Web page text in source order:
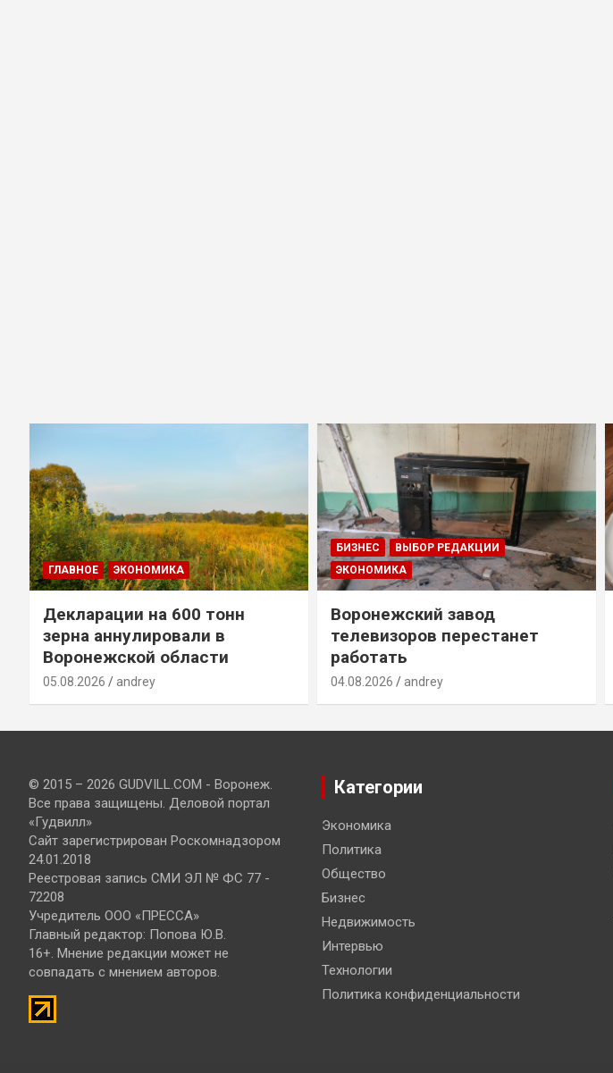
ГЛАВНОЕ ЭКОНОМИКА
Декларации на 600 тонн
зерна аннулировали в
Воронежской области
05.08.2026 andrey
БИЗНЕС
ВЫБОР РЕДАКЦИИ
ЭКОНОМИКА
Воронежский завод
телевизоров перестанет
работать
04.08.2026 andrey
© 2015 – 2026 GUDVILL.COM - Воронеж.
Все права защищены. Деловой портал
«Гудвилл»
Сайт зарегистрирован Роскомнадзором
24.01.2018
Реестровая запись СМИ ЭЛ № ФС 77 -
72208
Учредитель ООО «ПРЕССА»
Главный редактор: Попова Ю.В.
16+. Мнение редакции может не
совпадать с мнением авторов.
Категории
Экономика
Политика
Общество
Бизнес
Недвижимость
Интервью
Технологии
Политика конфиденциальности